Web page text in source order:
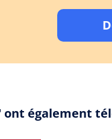
ont également